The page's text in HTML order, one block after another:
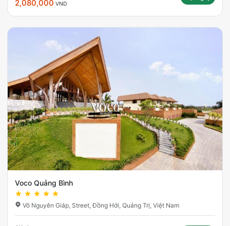
2,080,000 VND
Voco Quảng Bình
Võ Nguyên Giáp, Street, Đồng Hới, Quảng Trị, Việt Nam